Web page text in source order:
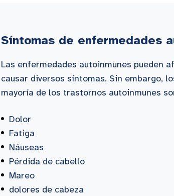
Síntomas de enfermedades
Las enfermedades autoinmunes pueden
causar diversos síntomas. Sin embargo,
mayoría de los trastornos autoinmunes
Dolor
Fatiga
Náuseas
Pérdida de cabello
Mareo
dolores de cabeza